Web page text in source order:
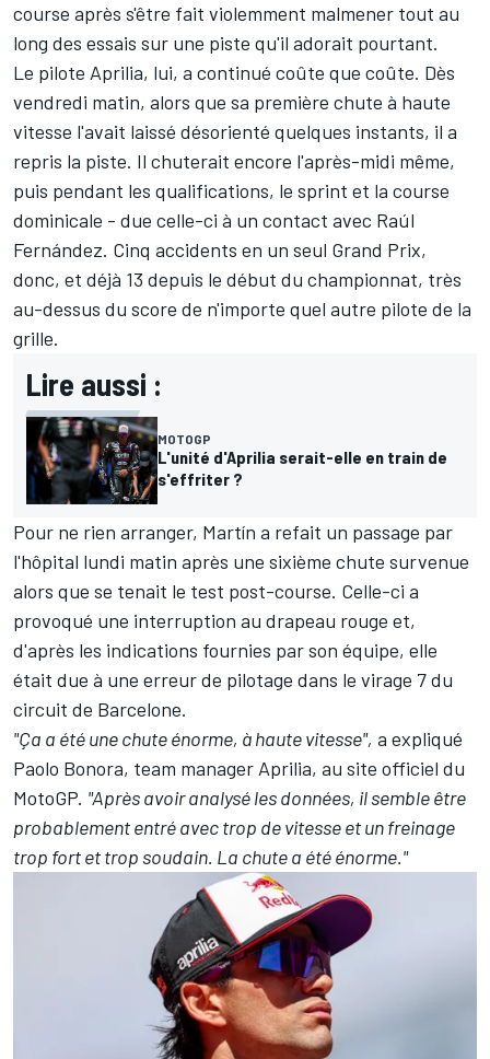
course après s'être fait violemment malmener tout au
long des essais sur une piste qu'il adorait pourtant.
Le pilote Aprilia, lui, a continué coûte que coûte. Dès
vendredi matin, alors que sa première chute à haute
vitesse l'avait laissé désorienté quelques instants, il a
repris la piste. Il chuterait encore l'après-midi même,
puis pendant les qualifications, le sprint et la course
dominicale - due celle-ci à un contact avec Raúl
Fernández. Cinq accidents en un seul Grand Prix,
donc, et déjà 13 depuis le début du championnat, très
au-dessus du score de n'importe quel autre pilote de la
grille.
Lire aussi :
MOTOGP
L'unité d'Aprilia serait-elle en train de
s'effriter ?
Pour ne rien arranger, Martín a refait un passage par
l'hôpital lundi matin après une sixième chute survenue
alors que se tenait le test post-course. Celle-ci a
provoqué une interruption au drapeau rouge et,
d'après les indications fournies par son équipe, elle
était due à une erreur de pilotage dans le virage 7 du
circuit de Barcelone.
"Ça a été une chute énorme, à haute vitesse", a expliqué
Paolo Bonora, team manager Aprilia, au site officiel du
MotoGP. "Après avoir analysé les données, il semble être
probablement entré avec trop de vitesse et un freinage
trop fort et trop soudain. La chute a été énorme."